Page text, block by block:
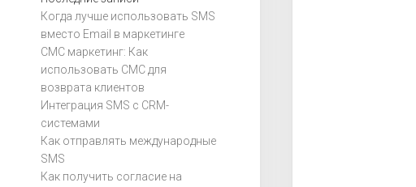
Когда лучше использовать SMS
вместо Email в маркетинге
СМС маркетинг: Как
использовать СМС для
возврата клиентов
Интеграция SMS с CRM-
системами
Как отправлять международные
SMS
Как получить согласие на